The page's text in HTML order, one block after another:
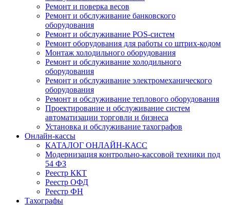
Ремонт и поверка весов
Ремонт и обслуживание банковского
оборудования
Ремонт и обслуживание POS-систем
Ремонт оборудования для работы со штрих-кодом
Монтаж холодильного оборудования
Ремонт и обслуживание холодильного
оборудования
Ремонт и обслуживание электромеханического
оборудования
Ремонт и обслуживание теплового оборудования
Проектирование и обслуживание систем
автоматизации торговли и бизнеса
Установка и обслуживание тахографов
Онлайн-кассы
КАТАЛОГ ОНЛАЙН-КАСС
Модернизация контрольно-кассовой техники под
54 ФЗ
Реестр ККТ
Реестр ОФД
Реестр ФН
Тахографы